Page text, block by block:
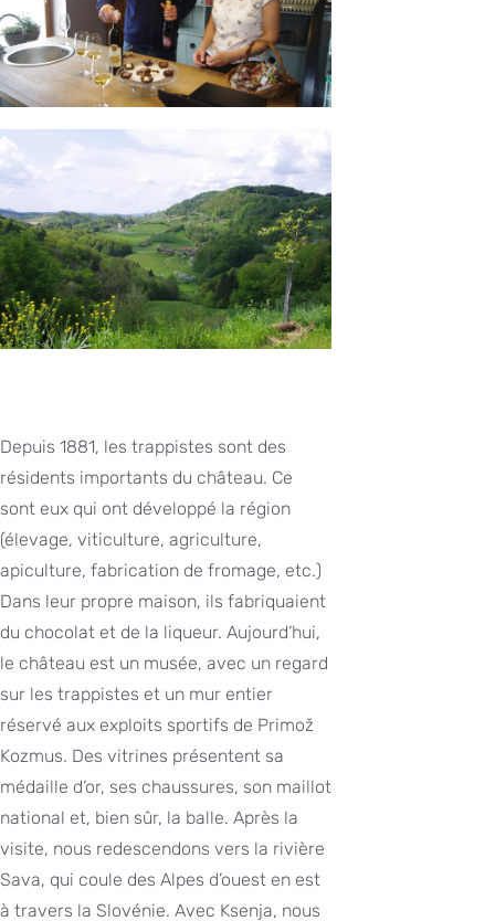
Depuis 1881, les trappistes sont des
résidents importants du château. Ce
sont eux qui ont développé la région
(élevage, viticulture, agriculture,
apiculture, fabrication de fromage, etc.)
Dans leur propre maison, ils fabriquaient
du chocolat et de la liqueur. Aujourd’hui,
le château est un musée, avec un regard
sur les trappistes et un mur entier
réservé aux exploits sportifs de Primož
Kozmus. Des vitrines présentent sa
médaille d’or, ses chaussures, son maillot
national et, bien sûr, la balle. Après la
visite, nous redescendons vers la rivière
Sava, qui coule des Alpes d’ouest en est
à travers la Slovénie. Avec Ksenja, nous